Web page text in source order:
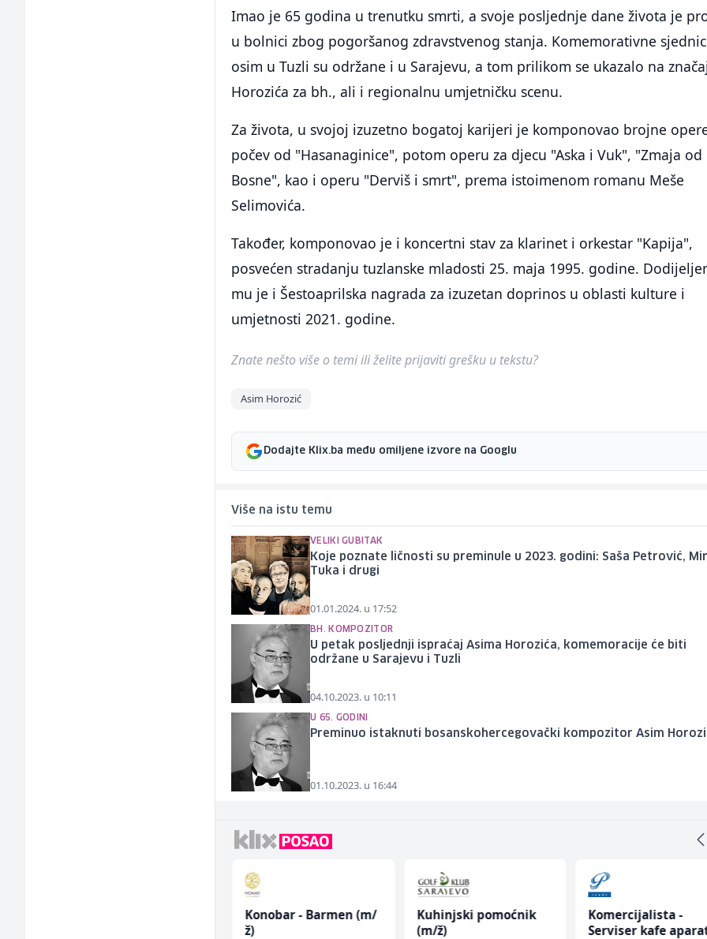
Imao je 65 godina u trenutku smrti, a svoje posljednje dane života je
u bolnici zbog pogoršanog zdravstvenog stanja. Komemorativne
osim u Tuzli su održane i u Sarajevu, a tom prilikom se ukazalo na
Horozića za bh., ali i regionalnu umjetničku scenu.
Za života, u svojoj izuzetno bogatoj karijeri je komponovao brojne
počev od "Hasanaginice", potom operu za djecu "Aska i Vuk", "Zmaja od
Bosne", kao i operu "Derviš i smrt", prema istoimenom romanu Meše
Selimovića.
Također, komponovao je i koncertni stav za klarinet i orkestar "Kapija",
posvećen stradanju tuzlanske mladosti 25. maja 1995. godine.
mu je i Šestoaprilska nagrada za izuzetan doprinos u oblasti kulture i
umjetnosti 2021. godine.
Znate nešto više o temi ili želite prijaviti grešku u tekstu?
Asim Horozić
Dodajte Klix.ba među omiljene izvore na Googlu
Više na istu temu
VELIKI GUBITAK
Koje poznate ličnosti su preminule u 2023. godini: Saša Petrović,
Tuka i drugi
01.01.2024. u 17:52
BH. KOMPOZITOR
U petak posljednji ispraćaj Asima Horozića, komemoracije će biti
održane u Sarajevu i Tuzli
04.10.2023. u 10:11
U 65. GODINI
Preminuo istaknuti bosanskohercegovački kompozitor Asim
01.10.2023. u 16:44
Konobar - Barmen (m/
ž)
Kuhinjski pomoćnik
(m/ž)
Komercijalista -
Serviser kafe